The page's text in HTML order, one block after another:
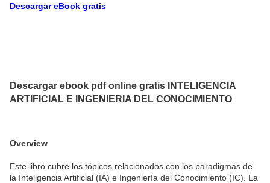
Descargar eBook gratis
Descargar ebook pdf online gratis INTELIGENCIA
ARTIFICIAL E INGENIERIA DEL CONOCIMIENTO
Overview
Este libro cubre los tópicos relacionados con los paradigmas de
la Inteligencia Artificial (IA) e Ingeniería del Conocimiento (IC). La